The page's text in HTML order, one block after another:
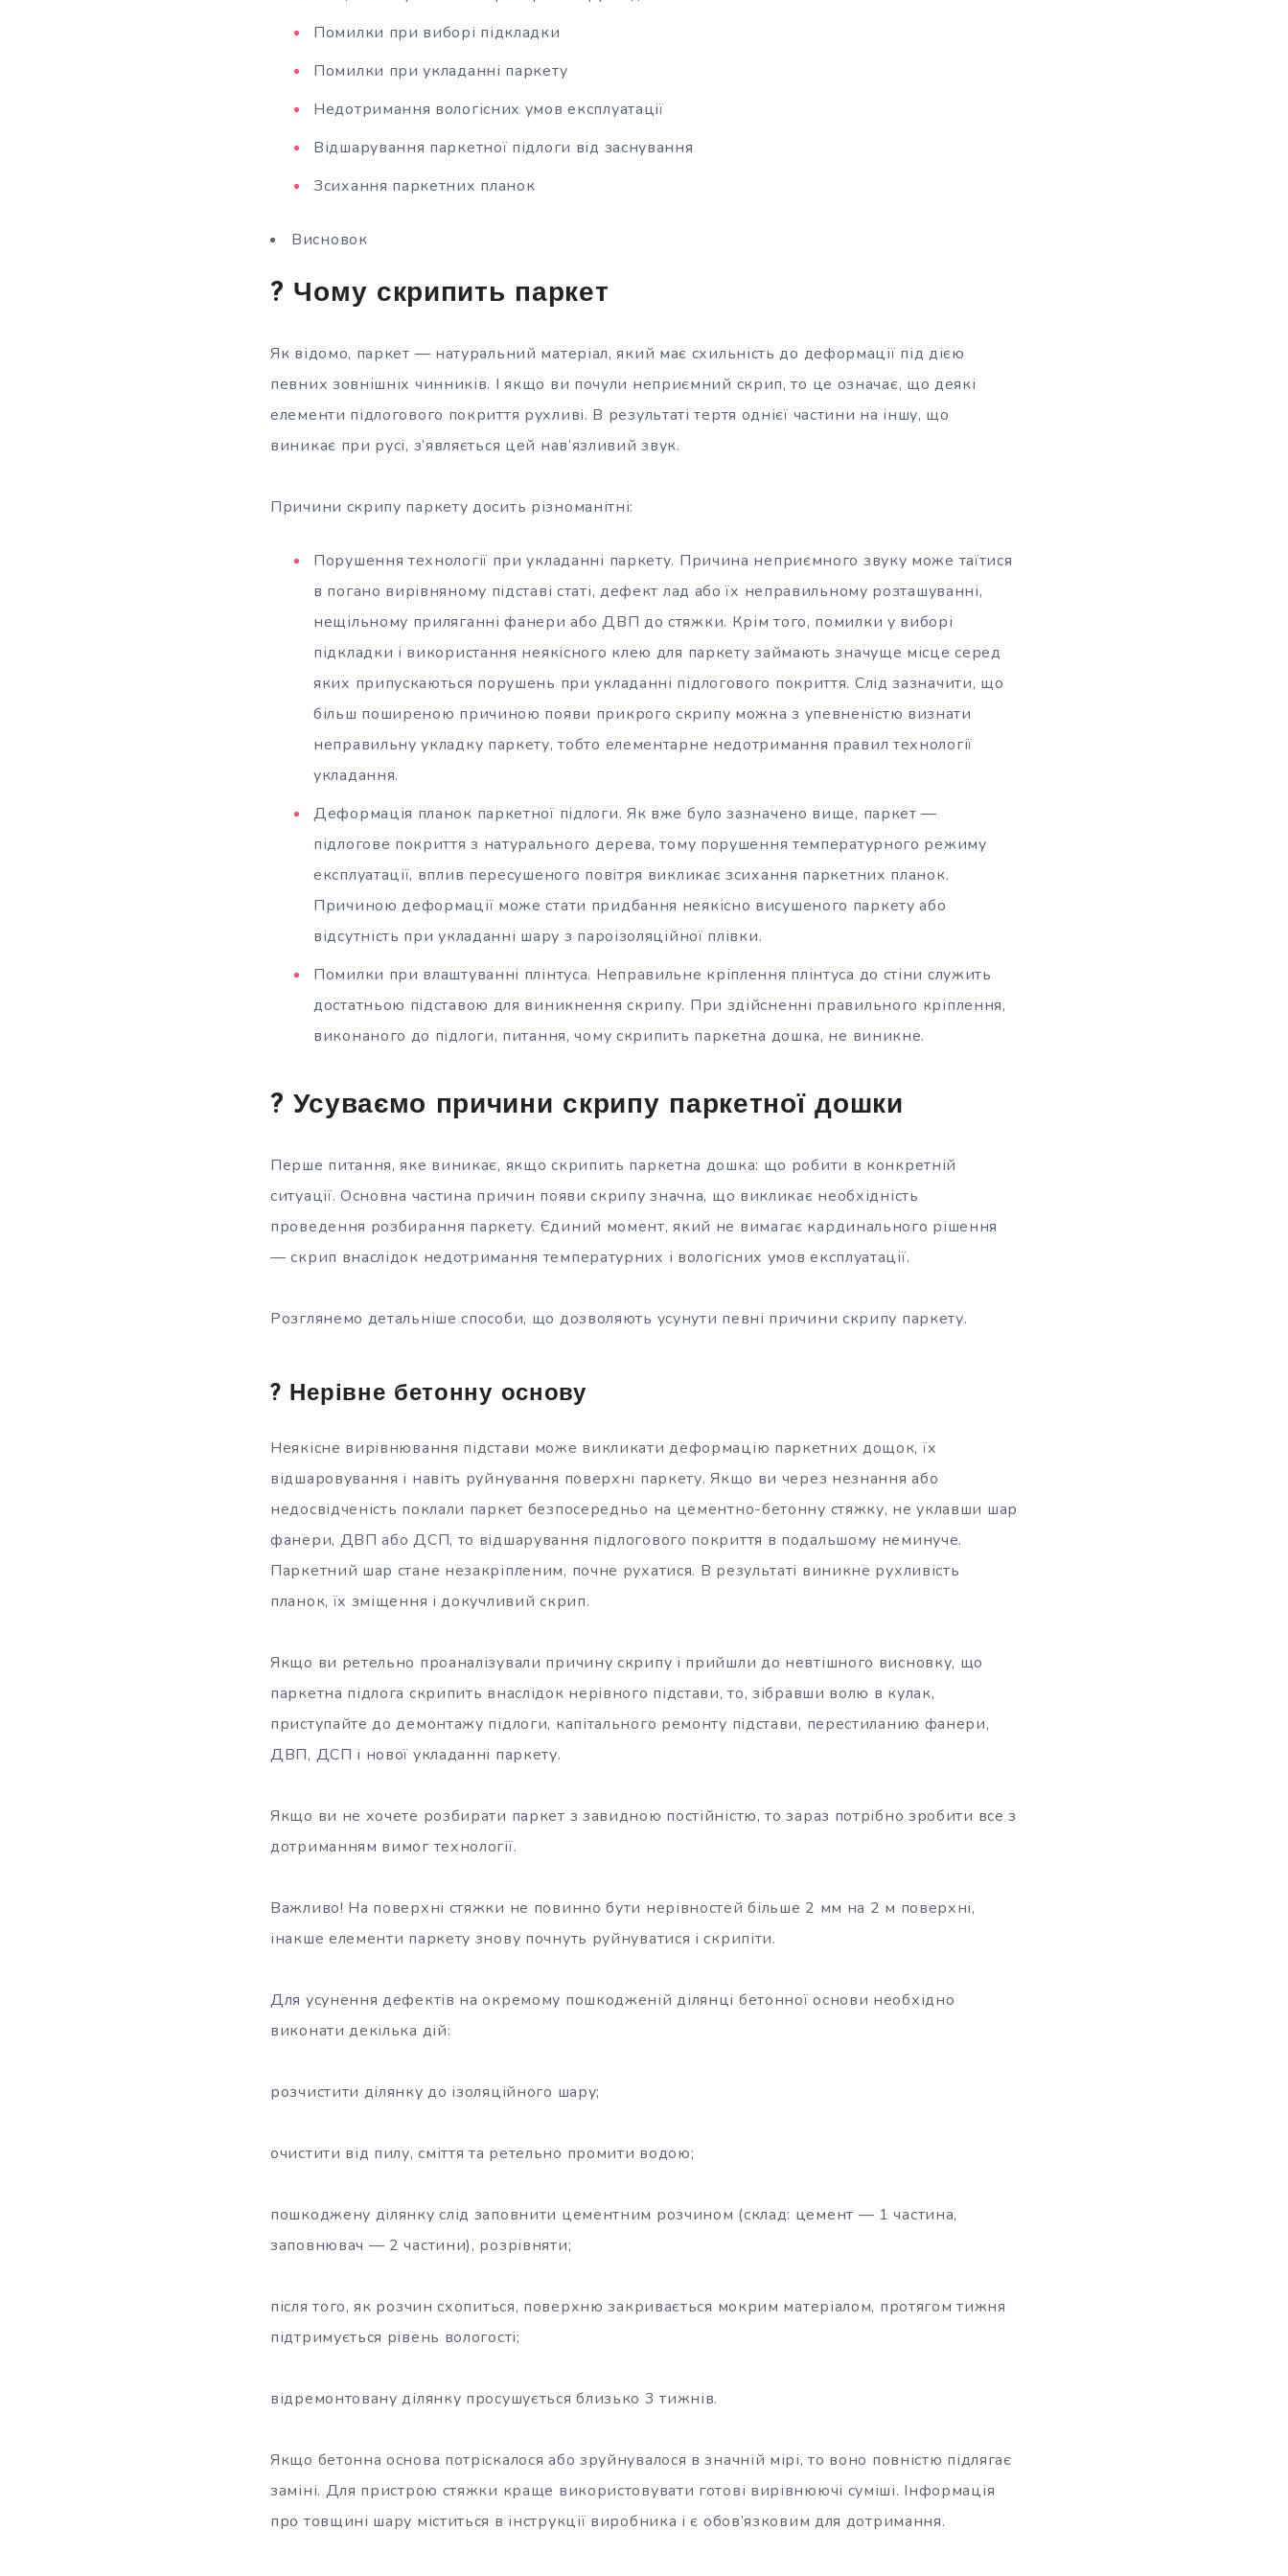
Помилки при виборі підкладки
Помилки при укладанні паркету
Недотримання вологісних умов експлуатації
Відшарування паркетної підлоги від заснування
Зсихання паркетних планок
Висновок
? Чому скрипить паркет
Як відомо, паркет — натуральний матеріал, який має схильність до деформації під дією
певних зовнішніх чинників. І якщо ви почули неприємний скрип, то це означає, що деякі
елементи підлогового покриття рухливі. В результаті тертя однієї частини на іншу, що
виникає при русі, з’являється цей нав’язливий звук.
Причини скрипу паркету досить різноманітні:
Порушення технології при укладанні паркету. Причина неприємного звуку може таїтися
в погано вирівняному підставі статі, дефект лад або їх неправильному розташуванні,
нещільному приляганні фанери або ДВП до стяжки. Крім того, помилки у виборі
підкладки і використання неякісного клею для паркету займають значуще місце серед
яких припускаються порушень при укладанні підлогового покриття. Слід зазначити, що
більш поширеною причиною появи прикрого скрипу можна з упевненістю визнати
неправильну укладку паркету, тобто елементарне недотримання правил технології
укладання.
Деформація планок паркетної підлоги. Як вже було зазначено вище, паркет —
підлогове покриття з натурального дерева, тому порушення температурного режиму
експлуатації, вплив пересушеного повітря викликає зсихання паркетних планок.
Причиною деформації може стати придбання неякісно висушеного паркету або
відсутність при укладанні шару з пароізоляційної плівки.
Помилки при влаштуванні плінтуса. Неправильне кріплення плінтуса до стіни служить
достатньою підставою для виникнення скрипу. При здійсненні правильного кріплення,
виконаного до підлоги, питання, чому скрипить паркетна дошка, не виникне.
? Усуваємо причини скрипу паркетної дошки
Перше питання, яке виникає, якщо скрипить паркетна дошка: що робити в конкретній
ситуації. Основна частина причин появи скрипу значна, що викликає необхідність
проведення розбирання паркету. Єдиний момент, який не вимагає кардинального рішення
— скрип внаслідок недотримання температурних і вологісних умов експлуатації.
Розглянемо детальніше способи, що дозволяють усунути певні причини скрипу паркету.
? Нерівне бетонну основу
Неякісне вирівнювання підстави може викликати деформацію паркетних дощок, їх
відшаровування і навіть руйнування поверхні паркету. Якщо ви через незнання або
недосвідченість поклали паркет безпосередньо на цементно-бетонну стяжку, не уклавши шар
фанери, ДВП або ДСП, то відшарування підлогового покриття в подальшому неминуче.
Паркетний шар стане незакріпленим, почне рухатися. В результаті виникне рухливість
планок, їх зміщення і докучливий скрип.
Якщо ви ретельно проаналізували причину скрипу і прийшли до невтішного висновку, що
паркетна підлога скрипить внаслідок нерівного підстави, то, зібравши волю в кулак,
приступайте до демонтажу підлоги, капітального ремонту підстави, перестиланию фанери,
ДВП, ДСП і нової укладанні паркету.
Якщо ви не хочете розбирати паркет з завидною постійністю, то зараз потрібно зробити все з
дотриманням вимог технології.
Важливо! На поверхні стяжки не повинно бути нерівностей більше 2 мм на 2 м поверхні,
інакше елементи паркету знову почнуть руйнуватися і скрипіти.
Для усунення дефектів на окремому пошкодженій ділянці бетонної основи необхідно
виконати декілька дій:
розчистити ділянку до ізоляційного шару;
очистити від пилу, сміття та ретельно промити водою;
пошкоджену ділянку слід заповнити цементним розчином (склад: цемент — 1 частина,
заповнювач — 2 частини), розрівняти;
після того, як розчин схопиться, поверхню закривається мокрим матеріалом, протягом тижня
підтримується рівень вологості;
відремонтовану ділянку просушується близько 3 тижнів.
Якщо бетонна основа потріскалося або зруйнувалося в значній мірі, то воно повністю підлягає
заміні. Для пристрою стяжки краще використовувати готові вирівнюючі суміші. Інформація
про товщині шару міститься в інструкції виробника і є обов’язковим для дотримання.